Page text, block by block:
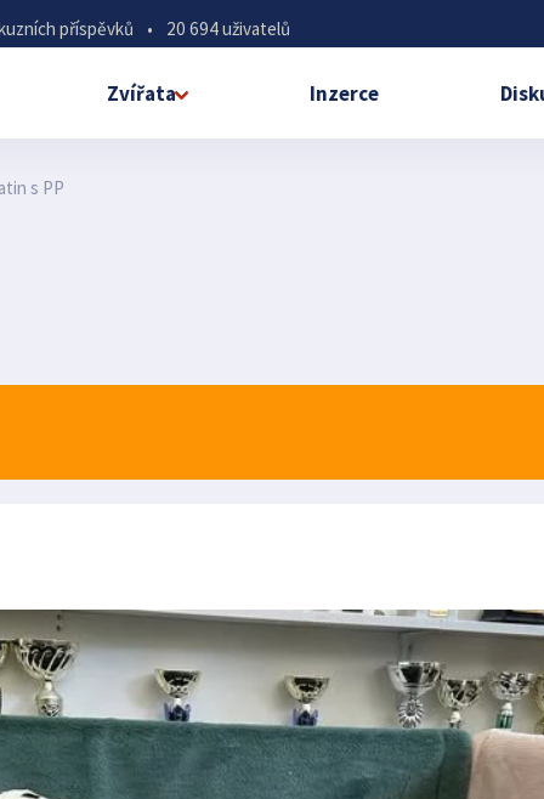
příspěvků • 20 694 uživatelů
Zvířata Inzerce
s PP